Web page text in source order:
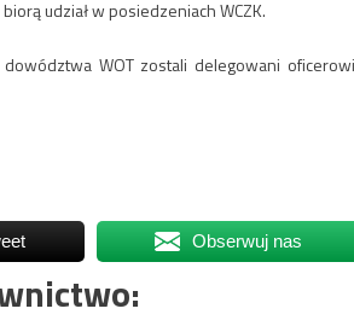
udział w posiedzeniach WCZK.
WOT zostali delegowani
Obserwuj nas